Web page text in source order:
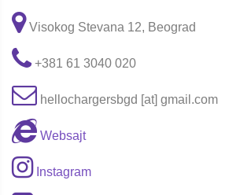
Visokog Stevana 12, Beograd
+381 61 3040 020
hellochargersbgd [at] gmail.com
Websajt
Instagram